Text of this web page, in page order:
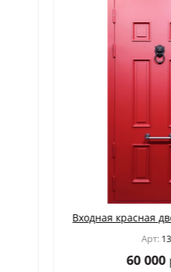
Входная красная
135
60 000